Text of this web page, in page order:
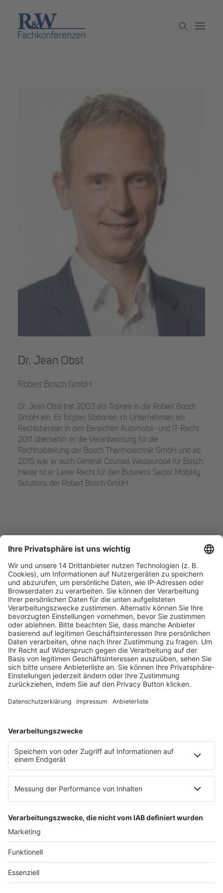
Partner werden
Dr. Jean Obst
Robert Bosch GmbH
Dr. Jean Obst trat 2003 als Trainee in die Robert Bosch
GmbH ein. Es folgten Stationen im Unternehmen als
Rechtsberater in den Bereichen Automobil- und IT-Recht.
2011 übernahm er die Verantwortung für die
Rechtsabteilung der Bosch Thermotechnik GmbH und ab
2015 war er auch General Counsel Westeuropa für Bosch.
Heute ist er Leiter Recht für den Business Sector Mobility
Solutions der Robert Bosch GmbH.
Fachmedien Recht und Wirtschaft
Ein Fachbereich der
dfv Mediengruppe
Mainzer Landstr. 251
60326 Frankfurt am Main
E-Mail:info@ruw.de
Web:https://www.ruw.de
AGB
Datenschutzerklärung
Genderhinweis
Cookie-Einstellungen